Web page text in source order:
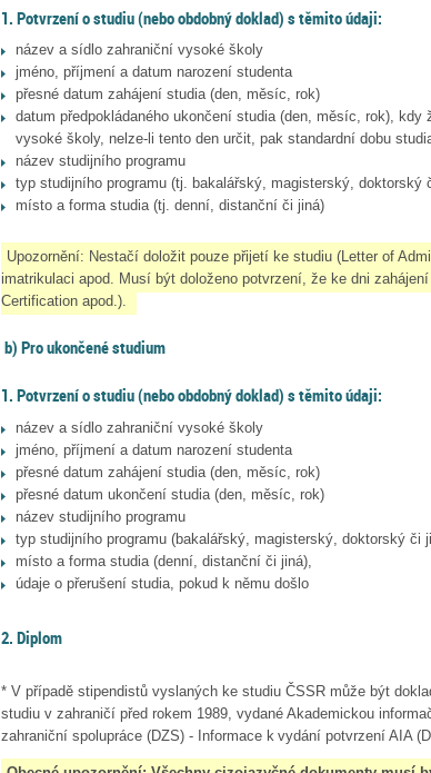
1. Potvrzení o studiu (nebo obdobný doklad) s těmito údaji:
název a sídlo zahraniční vysoké školy
jméno, příjmení a datum narození studenta
přesné datum zahájení studia (den, měsíc, rok)
datum předpokládaného ukončení studia (den, měsíc, rok),
vysoké školy, nelze-li tento den určit, pak standardní dobu
název studijního programu
typ studijního programu (tj. bakalářský, magisterský, doktorský
místo a forma studia (tj. denní, distanční či jiná)
Upozornění: Nestačí doložit pouze přijetí ke studiu (Letter of
imatrikulaci apod. Musí být doloženo potvrzení, že ke dni
Certification apod.).
b) Pro ukončené studium
1. Potvrzení o studiu (nebo obdobný doklad) s těmito údaji:
název a sídlo zahraniční vysoké školy
jméno, příjmení a datum narození studenta
přesné datum zahájení studia (den, měsíc, rok)
přesné datum ukončení studia (den, měsíc, rok)
název studijního programu
typ studijního programu (bakalářský, magisterský, doktorský či
místo a forma studia (denní, distanční či jiná),
údaje o přerušení studia, pokud k němu došlo
2. Diplom
* V případě stipendistů vyslaných ke studiu ČSSR může být
studiu v zahraničí před rokem 1989, vydané Akademickou
zahraniční spolupráce (DZS) - Informace k vydání potvrzení AIA